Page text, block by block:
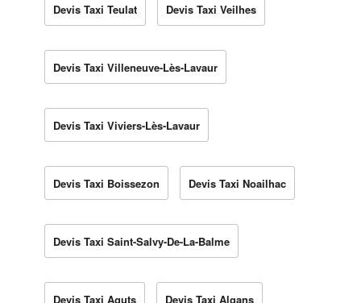
Devis Taxi Teulat Devis Taxi Veilhes
Devis Taxi Villeneuve-Lès-Lavaur
Devis Taxi Viviers-Lès-Lavaur
Devis Taxi Boissezon Devis Taxi Noailhac
Devis Taxi Saint-Salvy-De-La-Balme
Devis Taxi Aguts Devis Taxi Algans